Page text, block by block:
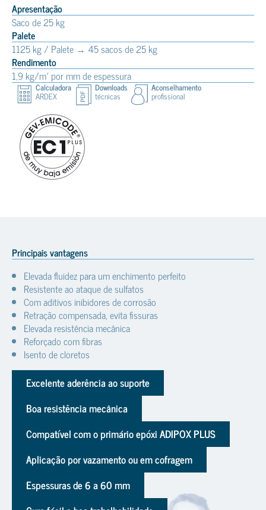
Apresentação
Saco de 25 kg
Palete
1125 kg / Palete → 45 sacos de 25 kg
Rendimento
1,9 kg/m² por mm de espessura
Calculadora
ARDEX
Downloads
técnicas
Aconselhamento
profissional
Principais vantagens
Elevada fluidez para um enchimento perfeito
Resistente ao ataque de sulfatos
Com aditivos inibidores de corrosão
Retração compensada, evita fissuras
Elevada resistência mecânica
Reforçado com fibras
Isento de cloretos
Excelente aderência ao suporte
Boa resistência mecânica
Compatível com o primário epóxi ADIPOX PLUS
Aplicação por vazamento ou em cofragem
Espessuras de 6 a 60 mm